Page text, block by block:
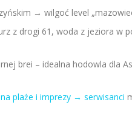
→ wilgoć level
z drogi 61, woda z jeziora
brei – idealna hodowla dla
plaże i imprezy → serwisanci